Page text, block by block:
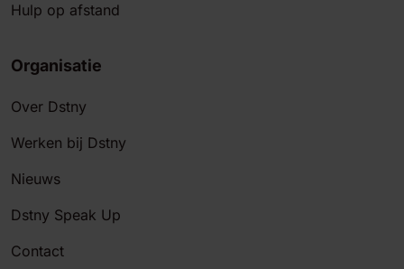
Hulp op afstand
Organisatie
Over Dstny
Werken bij Dstny
Nieuws
Dstny Speak Up
Contact